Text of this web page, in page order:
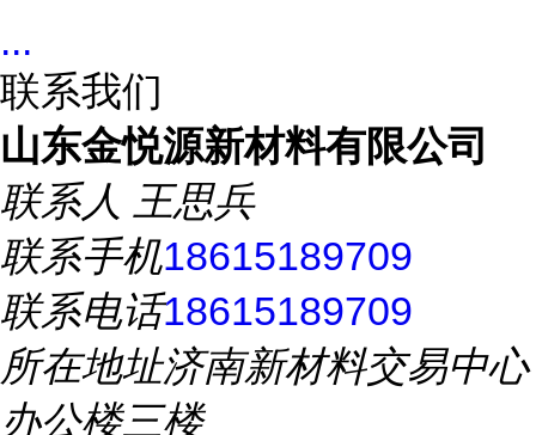
...
联系我们
山东金悦源新材料有限公司
联系人 王思兵
联系手机18615189709
联系电话18615189709
所在地址济南新材料交易中心
办公楼三楼